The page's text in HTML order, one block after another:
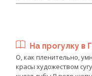
На прогулку в
О, как пленительно,
красы художеством